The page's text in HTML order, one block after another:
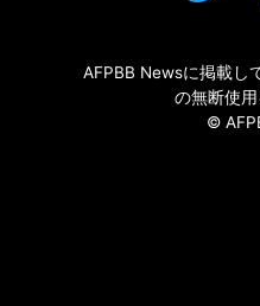
AFPBB Newsに掲載し
の無断使用
©